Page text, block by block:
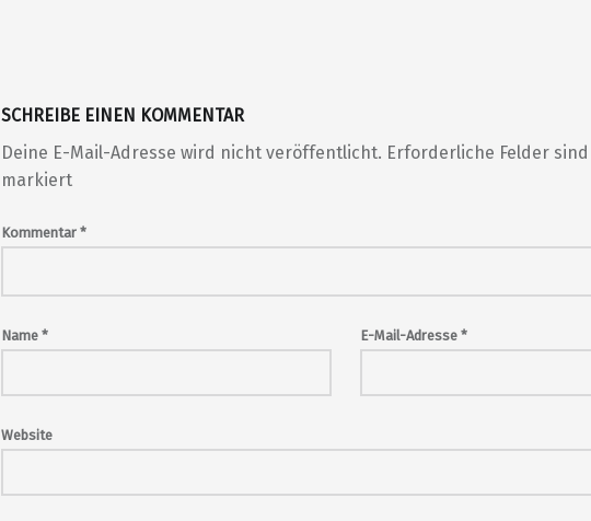
SCHREIBE EINEN KOMMENTAR
Deine E-Mail-Adresse wird nicht veröffentlicht. Erforderliche Felder
markiert
Kommentar *
Name * E-Mail-Adresse *
Website